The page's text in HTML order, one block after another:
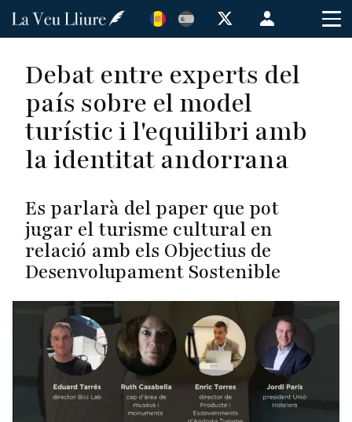
Vés
Menú
de
cuenta
de
Debat entre experts del
país sobre el model
turístic i l'equilibri amb
la identitat andorrana
Es parlarà del paper que pot
jugar el turisme cultural en
relació amb els Objectius de
Desenvolupament Sostenible